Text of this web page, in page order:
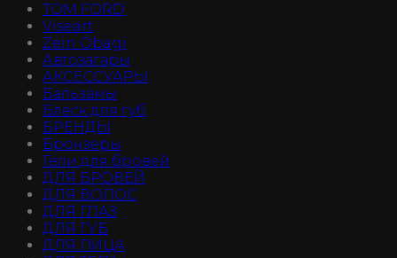
TOM FORD
Viseart
Zein Obagi
Автозагары
АКСЕССУАРЫ
Бальзамы
Блеск для губ
БРЕНДЫ
Бронзеры
Гели для бровей
ДЛЯ БРОВЕЙ
ДЛЯ ВОЛОС
ДЛЯ ГЛАЗ
ДЛЯ ГУБ
ДЛЯ ЛИЦА